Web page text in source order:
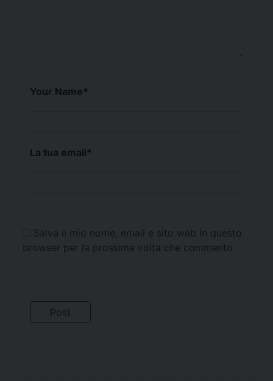
Your Name*
La tua email*
Salva il mio nome, email e sito web in questo
browser per la prossima volta che commento.